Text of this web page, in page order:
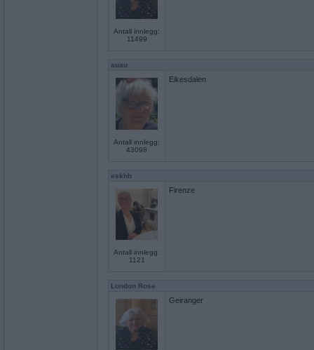
Antall innlegg:
11499
auau
Antall innlegg:
43098
Eikesdalen
eskhh
Antall innlegg:
1121
Firenze
London Rose
Geiranger